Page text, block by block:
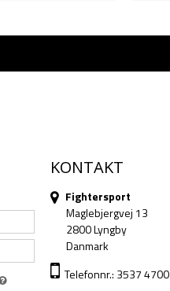
KONTAKT
Fightersport
Maglebjergvej 13
2800 Lyngby
Danmark
Telefonnr.: 3537 4700